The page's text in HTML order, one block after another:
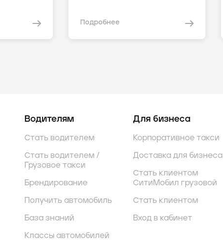
Подробнее
Водителям
Стать водителем
Стать водителем /
Грузовое такси
Брендирование
Получить автомобиль
База знаний
Классы автомобилей
Для бизнеса
Корпоративное такси
Доставка для бизнеса
Стать клиентом
СитиМобил грузовой
Стать клиентом
Вход в кабинет